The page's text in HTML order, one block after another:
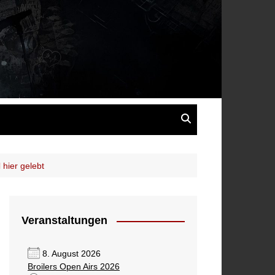
hier gelebt
Veranstaltungen
8. August 2026
Broilers Open Airs 2026